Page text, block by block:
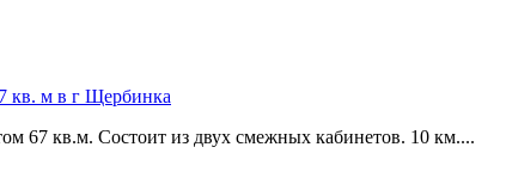
кв. м в г Щербинка
67 кв.м. Состоит из двух смежных кабинетов. 10 км....